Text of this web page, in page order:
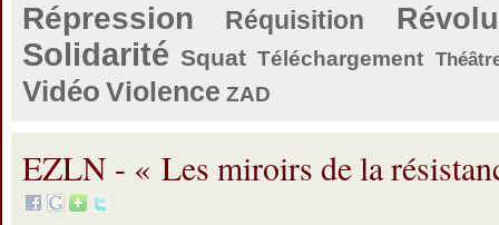
Répression Réquisition
Solidarité Squat Téléchargement
Vidéo Violence ZAD
EZLN - « Les miroirs de la